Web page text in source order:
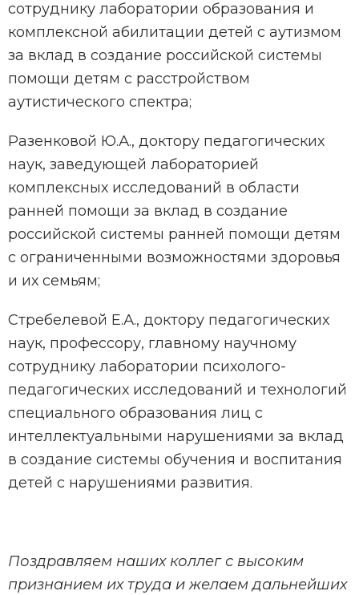
сотруднику лаборатории образования и
комплексной абилитации детей с аутизмом
за вклад в создание российской системы
помощи детям с расстройством
аутистического спектра;
Разенковой Ю.А., доктору педагогических
наук, заведующей лабораторией
комплексных исследований в области
ранней помощи за вклад в создание
российской системы ранней помощи детям
с ограниченными возможностями здоровья
и их семьям;
Стребелевой Е.А., доктору педагогических
наук, профессору, главному научному
сотруднику лаборатории психолого-
педагогических исследований и технологий
специального образования лиц с
интеллектуальными нарушениями за вклад
в создание системы обучения и воспитания
детей с нарушениями развития.
Поздравляем наших коллег с высоким
признанием их труда и желаем дальнейших